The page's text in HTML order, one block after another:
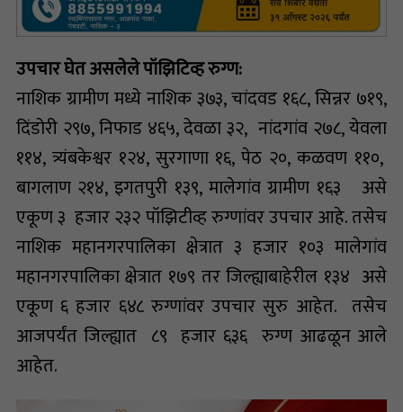
उपचार घेत असलेले पॉझिटिव्ह रुग्ण:
नाशिक ग्रामीण मध्ये नाशिक ३७३, चांदवड १६८, सिन्नर ७१९,
दिंडोरी २९७, निफाड ४६५, देवळा ३२, नांदगांव २७८, येवला
११४, त्र्यंबकेश्वर १२४, सुरगाणा १६, पेठ २०, कळवण ११०,
बागलाण २१४, इगतपुरी १३९, मालेगांव ग्रामीण १६३ असे
एकूण ३ हजार २३२ पॉझिटीव्ह रुग्णांवर उपचार आहे. तसेच
नाशिक महानगरपालिका क्षेत्रात ३ हजार १०३ मालेगांव
महानगरपालिका क्षेत्रात १७९ तर जिल्ह्याबाहेरील १३४ असे
एकूण ६ हजार ६४८ रुग्णांवर उपचार सुरु आहेत. तसेच
आजपर्यंत जिल्ह्यात ८९ हजार ६३६ रुग्ण आढळून आले
आहेत.